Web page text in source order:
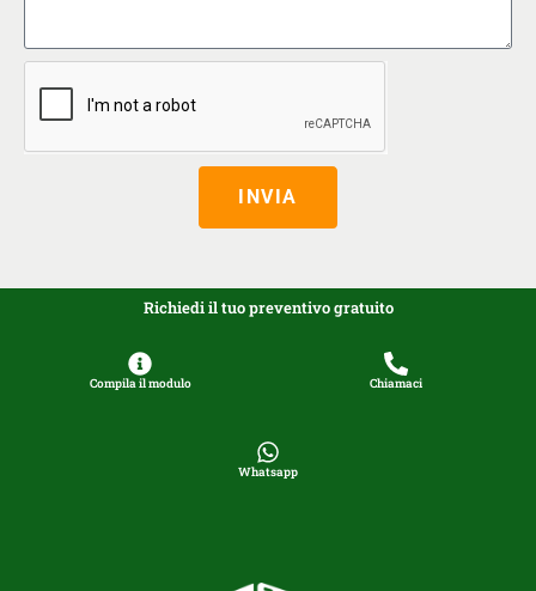
INVIA
Richiedi il tuo preventivo gratuito
Compila il modulo Chiamaci
Whatsapp